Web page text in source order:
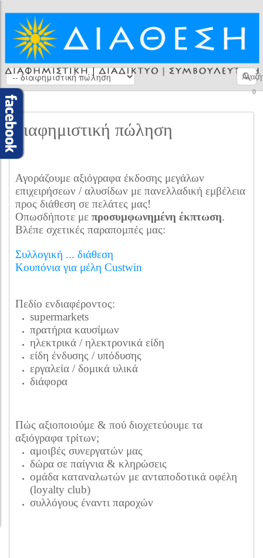
0
διαφημιστική πώληση
Αγοράζουμε αξιόγραφα έκδοσης μεγάλων
επιχειρήσεων / αλυσίδων με πανελλαδική εμβέλεια
προς διάθεση σε πελάτες μας!
Οπωσδήποτε με προσυμφωνημένη έκπτωση.
Βλέπε σχετικές παραπομπές μας:
Συλλογική ... διάθεση
Κουπόνια για μέλη Custwin
Πεδίο ενδιαφέροντος:
supermarkets
πρατήρια καυσίμων
ηλεκτρικά / ηλεκτρονικά είδη
είδη ένδυσης / υπόδυσης
εργαλεία / δομικά υλικά
διάφορα
Πώς αξιοποιούμε & πού διοχετεύουμε τα
αξιόγραφα τρίτων;
αμοιβές συνεργατών μας
δώρα σε παίγνια & κληρώσεις
ομάδα καταναλωτών με ανταποδοτικά οφέλη
(loyalty club)
συλλόγους έναντι παροχών